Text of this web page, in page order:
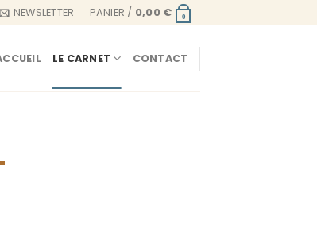
NEWSLETTER PANIER / 0,00 € 0
LE CARNET CONTACT